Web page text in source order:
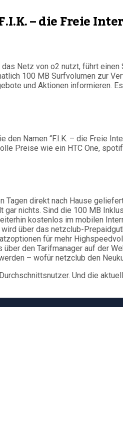
– die Freie
Netz von o2 nutzt, führt einen
100 MB Surfvolumen zur
und Aktionen informieren.
Namen “F.I.K. – die Freie
Preise wie ein HTC One,
Tagen direkt nach Hause
nichts. Sind die 100 MB
kostenlos im mobilen
über das netzclub-
für mehr
den Tarifmanager auf der
– wofür netzclub den
Und die